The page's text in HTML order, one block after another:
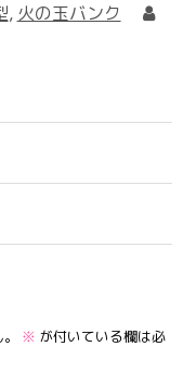
, 火の玉バンク
※ が付いている欄は必